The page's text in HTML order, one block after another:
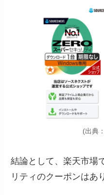
(出典
結論として、楽天市場
リティのクーポンはあ